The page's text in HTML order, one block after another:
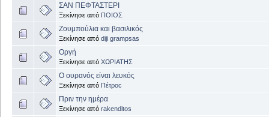
ΣΑΝ ΠΕΦΤΑΣΤΕΡΙ
Ξεκίνησε από ΠΟΙΟΣ
Ζουμπούλια και βασιλικός
Ξεκίνησε από diji grampsas
Οργή
Ξεκίνησε από ΧΩΡΙΑΤΗΣ
Ο ουρανός είναι λευκός
Ξεκίνησε από Πέτροc
Πριν την ημέρα
Ξεκίνησε από rakenditos